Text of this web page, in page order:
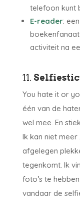
telefoon kunt
E-reader:
activiteit na
11.
You hate it or
één van de
wel mee. En
Ik kan niet
afgelegen
tegenkomt. Ik
foto’s te
vandaar de